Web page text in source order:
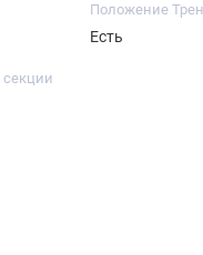
Положение
Есть
секции